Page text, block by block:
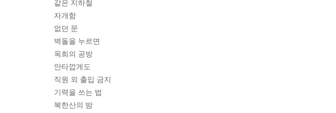
같은 지하철
자개함
없던 문
벽돌을 누르면
옥희의 공방
안타깝게도
직원 외 출입 금지
기력을 쓰는 법
북한산의 밤